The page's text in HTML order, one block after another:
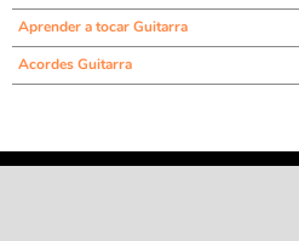
Aprender a tocar Guitarra
Acordes Guitarra